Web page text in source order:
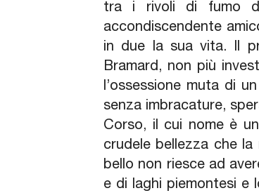
tra i rivoli di fumo di
accondiscendente
in due la sua vita. Il
Bramard, non più
l’ossessione muta di
senza imbracature,
Corso, il cui nome è
crudele bellezza che
bello non riesce ad
e di laghi piemontesi e